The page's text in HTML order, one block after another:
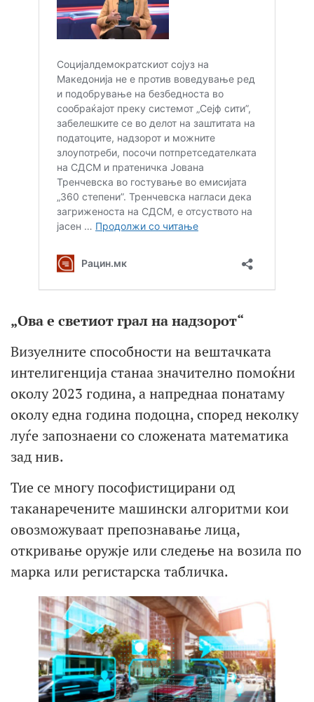
„Ова е светиот грал на надзорот“
Визуелните способности на вештачката
интелигенција станаа значително помоќни
околу 2023 година, а напреднаа понатаму
околу една година подоцна, според неколку
луѓе запознаени со сложената математика
зад нив.
Тие се многу пософистицирани од
таканаречените машински алгоритми кои
овозможуваат препознавање лица,
откривање оружје или следење на возила по
марка или регистарска табличка.